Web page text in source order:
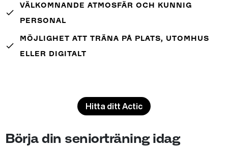
done
VÄLKOMNANDE ATMOSFÄR OCH KUNNIG
PERSONAL
done
MÖJLIGHET ATT TRÄNA PÅ PLATS, UTOMHUS
ELLER DIGITALT
Hitta ditt Actic
Börja din seniorträning idag